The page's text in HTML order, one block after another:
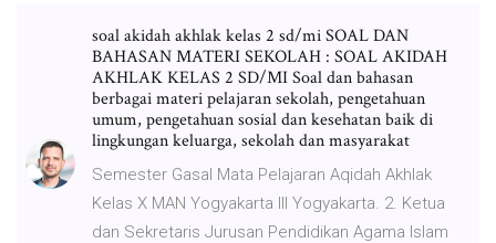
soal akidah akhlak kelas 2 sd/mi SOAL DAN
BAHASAN MATERI SEKOLAH : SOAL AKIDAH
AKHLAK KELAS 2 SD/MI Soal dan bahasan
berbagai materi pelajaran sekolah, pengetahuan
umum, pengetahuan sosial dan kesehatan baik di
lingkungan keluarga, sekolah dan masyarakat
Semester Gasal Mata Pelajaran Aqidah Akhlak
Kelas X MAN Yogyakarta III Yogyakarta. 2. Ketua
dan Sekretaris Jurusan Pendidikan Agama Islam